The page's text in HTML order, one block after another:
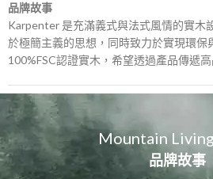
品牌故事
Karpenter 是充滿義式與法式風情的實木
於極簡主義的思想，同時致力於實現環保
100%FSC認證實木，希望透過產品傳遞
Mountain
品牌故事